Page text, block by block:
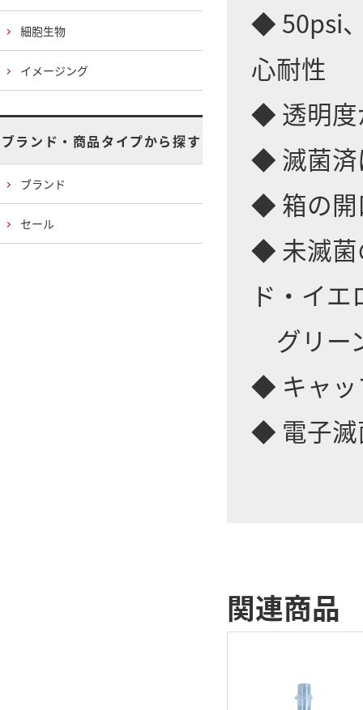
◆ 50psi
心耐性
◆ 透明度
◆ 滅菌済
◆ 箱の開
◆ 未滅菌
ド・イ
グリー
◆ キャッ
◆ 電子滅
関連商品
細胞生物
イメージング
ブランド・商品タイプから探す
ブランド
セール